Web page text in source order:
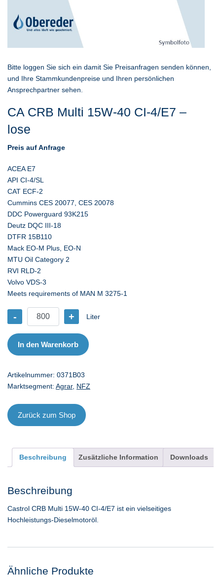
CA CRB Multi 15W-40 CI-4/E7 –
lose
Preis auf Anfrage
ACEA E7
API CI-4/SL
CAT ECF-2
Cummins CES 20077, CES 20078
DDC Powerguard 93K215
Deutz DQC III-18
DTFR 15B110
Mack EO-M Plus, EO-N
MTU Oil Category 2
RVI RLD-2
Volvo VDS-3
Meets requirements of MAN M 3275-1
CA
CRB
Multi
15W-
CI-
4/E7
lose
Menge
- + Liter
In den Warenkorb
Artikelnummer: 0371B03
Marktsegment: Agrar, NFZ
Zurück zum Shop
Bitte loggen Sie sich ein damit Sie Preisanfragen senden können,
und Ihre Stammkundenpreise und Ihren persönlichen
Ansprechpartner sehen.
Beschreibung Zusätzliche Information Downloads
Beschreibung
Castrol CRB Multi 15W-40 CI-4/E7 ist ein vielseitiges
Hochleistungs-Dieselmotoröl.
Ähnliche Produkte